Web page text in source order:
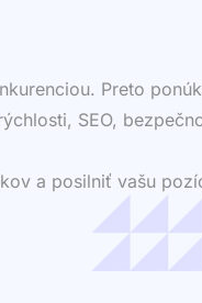
Preto
SEO,
a posilniť vašu